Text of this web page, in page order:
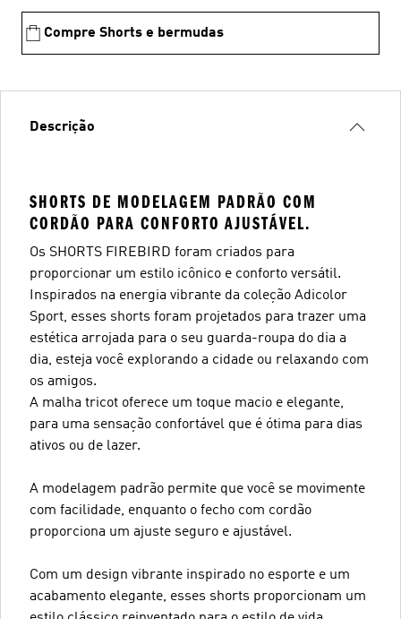
Compre Shorts e bermudas
Descrição
SHORTS DE MODELAGEM PADRÃO COM
CORDÃO PARA CONFORTO AJUSTÁVEL.
Os SHORTS FIREBIRD foram criados para
proporcionar um estilo icônico e conforto versátil.
Inspirados na energia vibrante da coleção Adicolor
Sport, esses shorts foram projetados para trazer uma
estética arrojada para o seu guarda-roupa do dia a
dia, esteja você explorando a cidade ou relaxando com
os amigos.
A malha tricot oferece um toque macio e elegante,
para uma sensação confortável que é ótima para dias
ativos ou de lazer.
A modelagem padrão permite que você se movimente
com facilidade, enquanto o fecho com cordão
proporciona um ajuste seguro e ajustável.
Com um design vibrante inspirado no esporte e um
acabamento elegante, esses shorts proporcionam um